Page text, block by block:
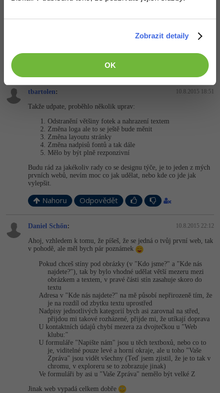
Zobrazit detaily
OK
-> chce si pohrát s grafikou. První dojem je asi takovej, že to
Každopádně, než to prezentuješ veřejnosti, tak musíš 100%
Odpovědět
tbartolen: 10.8.2015 18:51
Takže udpate, proběhlo několik uprav:
Odstranění většiny fotek a nahrazení textem
Změna loga ale to se ještě bude měnit
Změna layoutu stránky
Změna nadpisů fontů a tak dále
Mělo by být plně rezponzivní
Budu rád za jakékoliv rady co se designu týče, je to jeden z mých
prvních webů, nevím moc co jak udělat, nebo kde co jde jak
vylepšit.
Nahoru Odpovědět
Daniel Schőn: 10.8.2015 22:12
Ahoj, vzhledem k tomu, že píšeš, že se jedná o tvůj první web, tak
v pohodě, ale měl bych pár poznámek
Pokud chceš stíny pod obrázky (v "Kdo jsme?" a "Kde nás
najdete?"), tak by bylo vhodné udělat větší mezeru mezi
obrázkem a textem, v pravé části stín zasahuje skoro do
textu
Adresa v "Kde nás najdete?" na mě působí nepřirozeně tím, že
je na rozdíl od zbytku textu uprostřed
Nadpisy jednotlivých kategorií bych asi zarovnal na střed,
přijdou mi takové rozházené, přijde mi, že utíkají doprava
U kontaktních údajů chybí mezera za dvojtečkou u "Web
klubu:"
U formuláře "Napište nám" jsou u těch textboxů, nebo co to
je, viditelné pouze levé a horní okraje, ale u toho "Vaše
Zpráva" jsou vidět všechny (Teď jsem zjistil, že je to tak v
chromu, v exploreru se to zobrazuje jinak)
Ve formuláři by asi u "Vaše Zpráva" nemělo být velké Z
Jinak web vypadá celkem dobře